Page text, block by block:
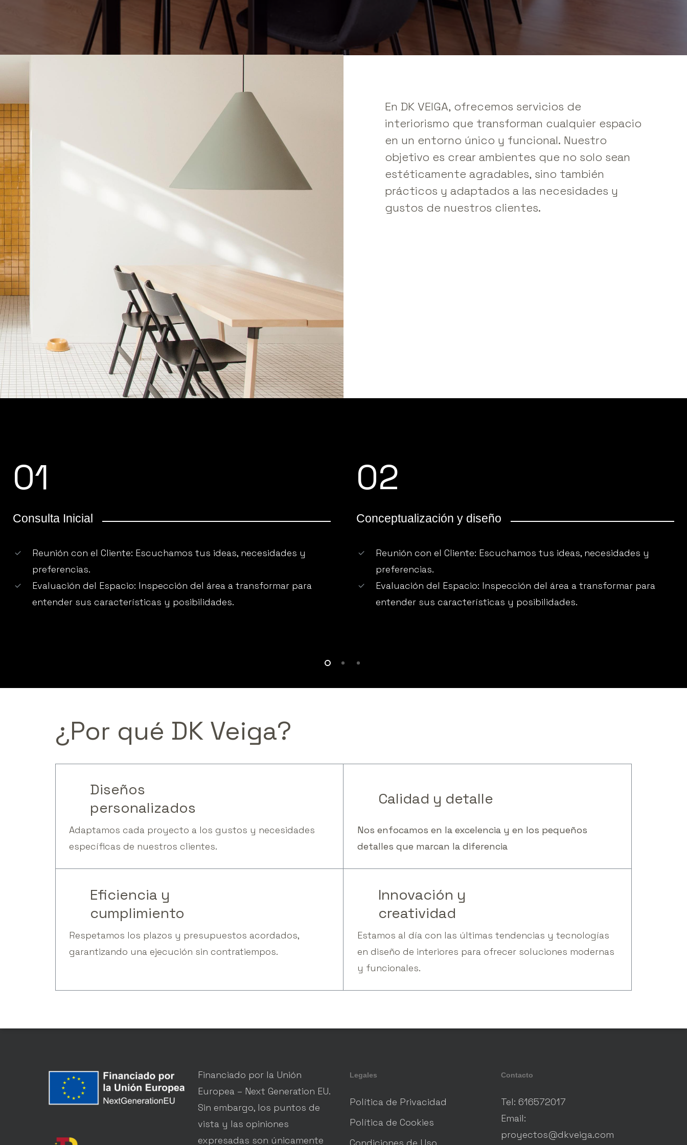
En DK VEIGA, ofrecemos servicios de
interiorismo que transforman cualquier espacio
en un entorno único y funcional. Nuestro
objetivo es crear ambientes que no solo sean
estéticamente agradables, sino también
prácticos y adaptados a las necesidades y
gustos de nuestros clientes.
01
Consulta Inicial
Reunión con el Cliente: Escuchamos tus ideas, necesidades y
preferencias.
Evaluación del Espacio: Inspección del área a transformar para
entender sus características y posibilidades.
02
Conceptualización y diseño
Reunión con el Cliente: Escuchamos tus ideas, necesidades y
preferencias.
Evaluación del Espacio: Inspección del área a transformar para
entender sus características y posibilidades.
¿Por qué DK Veiga?
Diseños
personalizados
Adaptamos cada proyecto a los gustos y necesidades
específicas de nuestros clientes.
Calidad y detalle
Nos enfocamos en la excelencia y en los pequeños
detalles que marcan la diferencia
Eficiencia y
cumplimiento
Respetamos los plazos y presupuestos acordados,
garantizando una ejecución sin contratiempos.
Innovación y
creatividad
Estamos al día con las últimas tendencias y tecnologías
en diseño de interiores para ofrecer soluciones modernas
y funcionales.
Financiado por la Unión
Europea – Next Generation EU.
Sin embargo, los puntos de
vista y las opiniones
expresadas son únicamente
Legales
Política de Privacidad
Política de Cookies
Contacto
Tel: 616572017
Email:
proyectos@dkveiga.com